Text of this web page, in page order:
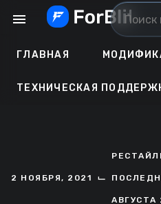
menu
ГЛАВНАЯ
ТЕХНИЧЕСКАЯ
2 НОЯБРЯ, 2021 ⌙
АВГУСТА